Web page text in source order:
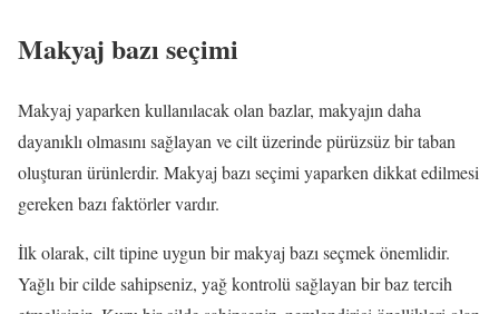
Makyaj bazı seçimi
Makyaj yaparken kullanılacak olan bazlar, makyajın daha
dayanıklı olmasını sağlayan ve cilt üzerinde pürüzsüz bir taban
oluşturan ürünlerdir. Makyaj bazı seçimi yaparken dikkat edilmesi
gereken bazı faktörler vardır.
İlk olarak, cilt tipine uygun bir makyaj bazı seçmek önemlidir.
Yağlı bir cilde sahipseniz, yağ kontrolü sağlayan bir baz tercih